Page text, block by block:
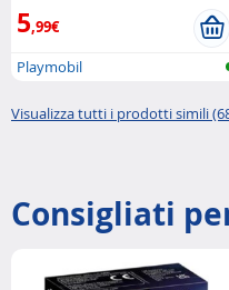
5,99€
Playmobil
Visualizza tutti i prodotti simili
Consigliati